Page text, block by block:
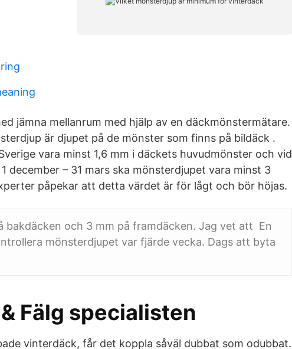
jämna mellanrum med hjälp av en däckmönstermätare.
är djupet på de mönster som finns på bildäck .
vara minst 1,6 mm i däckets huvudmönster och vid
december – 31 mars ska mönsterdjupet vara minst 3
påpekar att detta värdet är för lågt och bör höjas.
bakdäcken och 3 mm på framdäcken. Jag vet att En
mönsterdjupet var fjärde vecka. Dags att byta
Fälg specialisten
vinterdäck, får det koppla såväl dubbat som odubbat.